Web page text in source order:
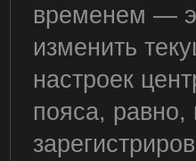
временем —
изменить
настроек
пояса, равно,